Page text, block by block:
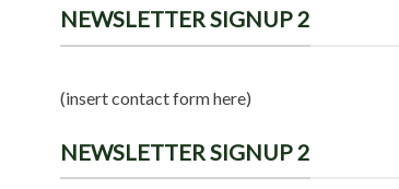
NEWSLETTER SIGNUP 2
(insert contact form here)
NEWSLETTER SIGNUP 2